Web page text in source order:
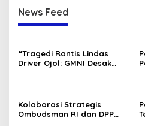
News Feed
“Tragedi Rantis Lindas
Driver Ojol: GMNI Desak
Kolaborasi Strategis
Ombudsman RI dan DPP